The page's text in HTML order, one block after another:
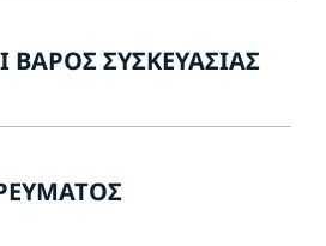
ΒΆΡΟΣ ΣΥΣΚΕΥΑΣΊΑΣ